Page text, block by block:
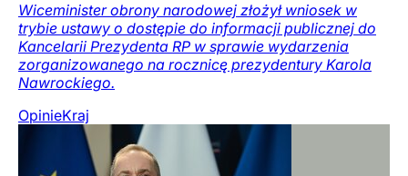
Wiceminister obrony narodowej złożył wniosek w
trybie ustawy o dostępie do informacji publicznej do
Kancelarii Prezydenta RP w sprawie wydarzenia
zorganizowanego na rocznicę prezydentury Karola
Nawrockiego.
OpinieKraj